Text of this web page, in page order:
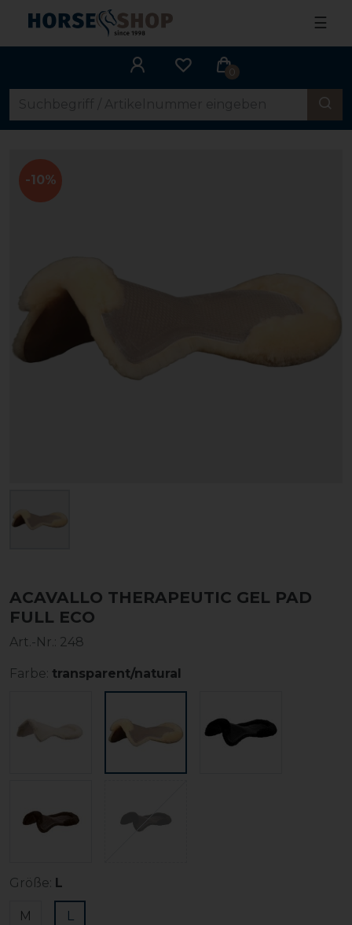
☰
0
-10%
ACAVALLO THERAPEUTIC GEL PAD
FULL ECO
Art.-Nr.: 248
Farbe: transparent/natural
Größe: L
M L